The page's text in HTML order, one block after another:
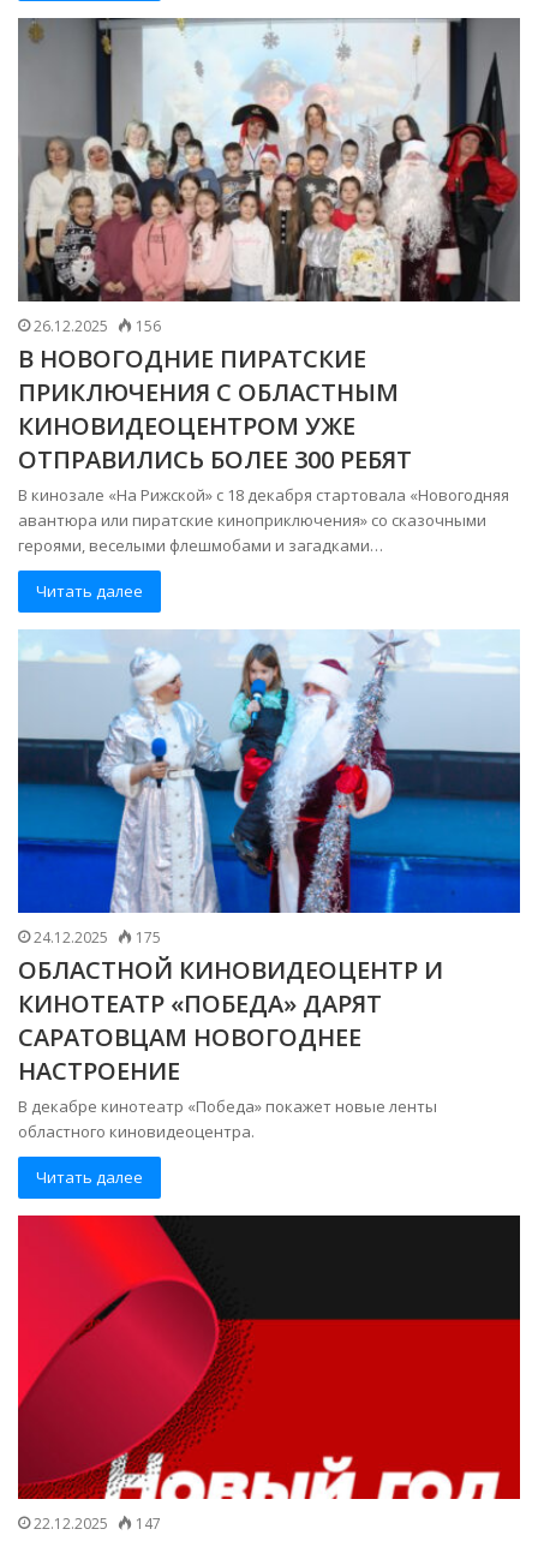
26.12.2025 156
В НОВОГОДНИЕ ПИРАТСКИЕ
ПРИКЛЮЧЕНИЯ С ОБЛАСТНЫМ
КИНОВИДЕОЦЕНТРОМ УЖЕ
ОТПРАВИЛИСЬ БОЛЕЕ 300 РЕБЯТ
В кинозале «На Рижской» с 18 декабря стартовала «Новогодняя
авантюра или пиратские киноприключения» со сказочными
героями, веселыми флешмобами и загадками…
Читать далее
24.12.2025 175
ОБЛАСТНОЙ КИНОВИДЕОЦЕНТР И
КИНОТЕАТР «ПОБЕДА» ДАРЯТ
САРАТОВЦАМ НОВОГОДНЕЕ
НАСТРОЕНИЕ
В декабре кинотеатр «Победа» покажет новые ленты
областного киновидеоцентра.
Читать далее
22.12.2025 147